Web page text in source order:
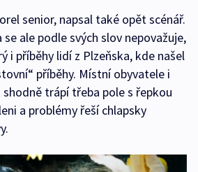
senior, napsal také opět scénář.
ale podle svých slov nepovažuje,
i příběhy lidí z Plzeňska, kde našel
příběhy. Místní obyvatele i
trápí třeba pole s řepkou
a problémy řeší chlapsky